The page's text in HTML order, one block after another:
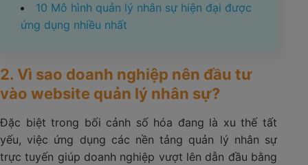
10 Mô hình quản lý nhân sự hiện đại được
ứng dụng nhiều nhất
2. Vì sao doanh nghiệp nên đầu tư
vào website quản lý nhân sự?
Đặc biệt trong bối cảnh số hóa đang là xu thế tất
yếu, việc ứng dụng các nền tảng quản lý nhân sự
trực tuyến giúp doanh nghiệp vượt lên dẫn đầu bằng